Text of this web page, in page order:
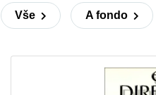
Vše A fondo
Colección AEC - SGEL